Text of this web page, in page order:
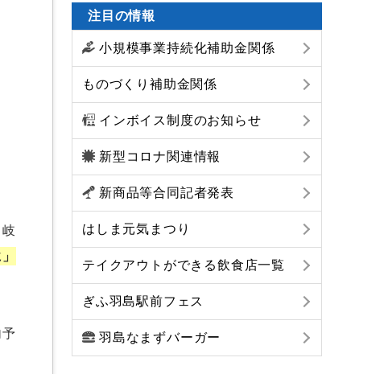
注目の情報
小規模事業持続化補助金関係
ものづくり補助金関係
インボイス制度のお知らせ
新型コロナ関連情報
新商品等合同記者発表
はしま元気まつり
テイクアウトができる飲食店一覧
ぎふ羽島駅前フェス
羽島なまずバーガー